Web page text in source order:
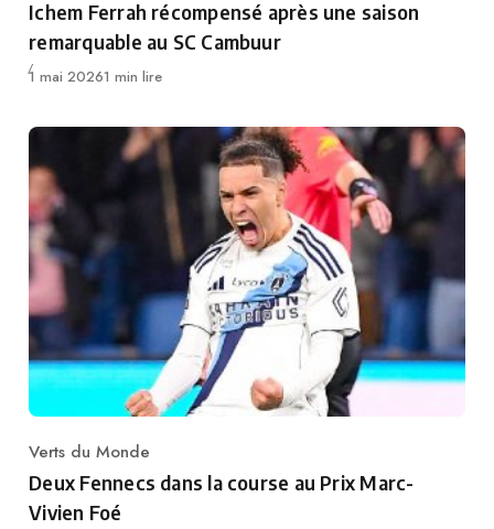
Ichem Ferrah récompensé après une saison
remarquable au SC Cambuur
Publié
1 mai 20261 min lire
Category
Verts du Monde
Deux Fennecs dans la course au Prix Marc-
Vivien Foé